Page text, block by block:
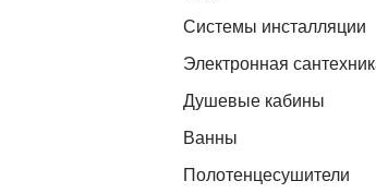
Системы инсталляции
Электронная
Душевые кабины
Ванны
Полотенцесушители